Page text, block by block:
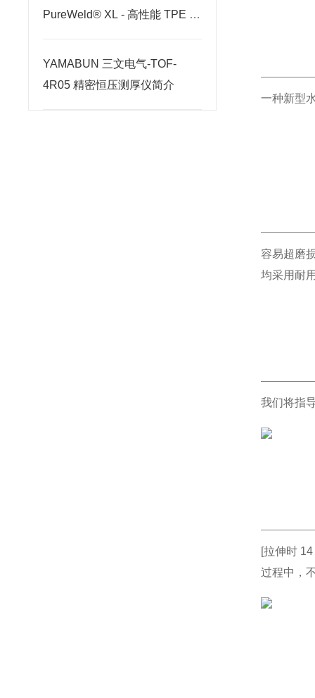
PureWeld® XL - 高性能 TPE 软
YAMABUN 三文电气-TOF-
4R05 精密恒压测厚仪简介
一种新型
容易超磨
均采用耐
我们将指
[拉伸时
过程中，